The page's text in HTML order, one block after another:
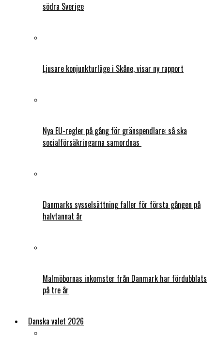
södra Sverige
Ljusare konjunkturläge i Skåne, visar ny rapport
Nya EU-regler på gång för gränspendlare: så ska
socialförsäkringarna samordnas
Danmarks sysselsättning faller för första gången på
halvtannat år
Malmöbornas inkomster från Danmark har fördubblats
på tre år
Danska valet 2026